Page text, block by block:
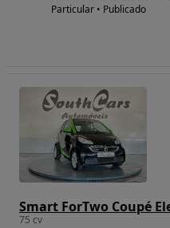
Particular • Publicado
Smart ForTwo Coupé
75 cv